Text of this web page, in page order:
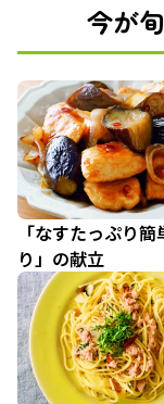
今が
「なすたっぷり簡
り」の献立